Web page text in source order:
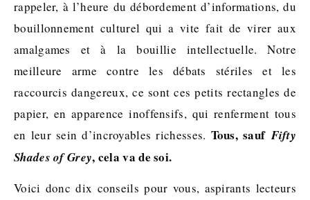
rappeler, à l’heure du débordement d’informations, du
bouillonnement culturel qui a vite fait de virer aux
amalgames et à la bouillie intellectuelle. Notre
meilleure arme contre les débats stériles et les
raccourcis dangereux, ce sont ces petits rectangles de
papier, en apparence inoffensifs, qui renferment tous
en leur sein d’incroyables richesses. Tous, saufFifty
Shades of Grey, cela va de soi.
Voici donc dix conseils pour vous, aspirants lecteurs